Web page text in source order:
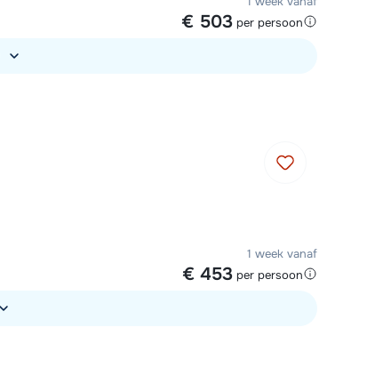
€ 503 per persoon
1 week vanaf
€ 453 per persoon